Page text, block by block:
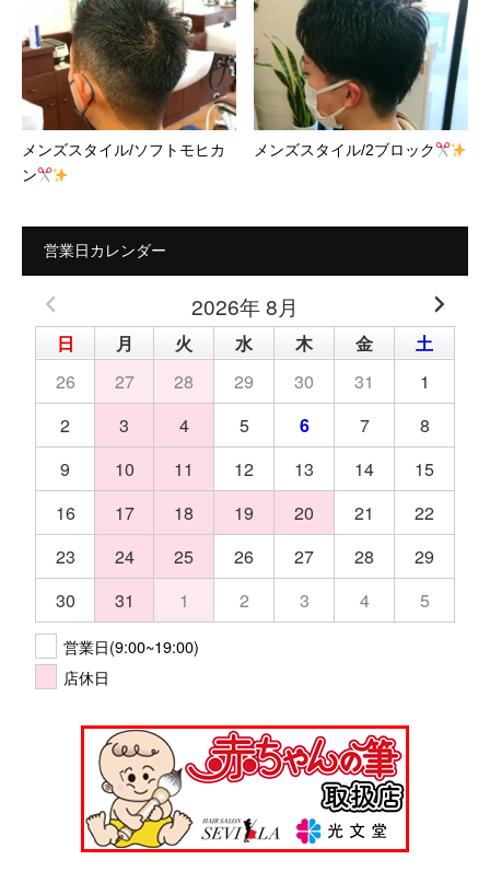
メンズスタイル/ソフトモヒカ
ン
メンズスタイル/2ブロック
営業日カレンダー
2026年 8月
日 月 火 水 木 金
土
26
27 28 29 30 31
1
2
3 4 5 6 7
8
9
10 11 12 13 14
15
16
17 18 19 20 21
22
23
24 25 26 27 28
29
30
31 1 2 3 4 5
営業日(9:00~19:00)
店休日